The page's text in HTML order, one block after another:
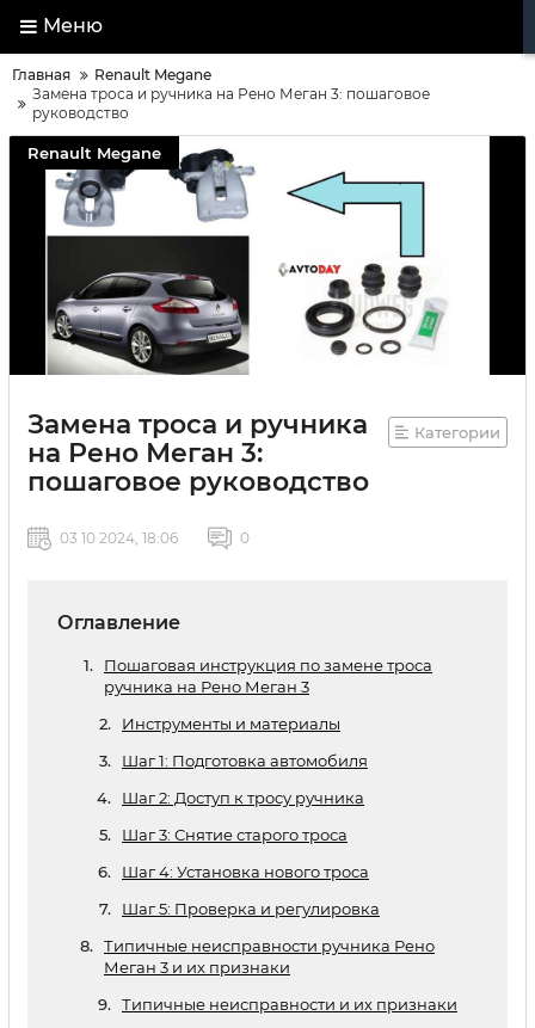
Меню
Главная
Renault Megane
Замена троса и ручника на Рено Меган 3: пошаговое
руководство
Renault Megane
Замена троса и ручника
на Рено Меган 3:
пошаговое руководство
Категории
03 10 2024, 18:06 0
Оглавление
Пошаговая инструкция по замене троса
ручника на Рено Меган 3
Инструменты и материалы
Шаг 1: Подготовка автомобиля
Шаг 2: Доступ к тросу ручника
Шаг 3: Снятие старого троса
Шаг 4: Установка нового троса
Шаг 5: Проверка и регулировка
Типичные неисправности ручника Рено
Меган 3 и их признаки
Типичные неисправности и их признаки